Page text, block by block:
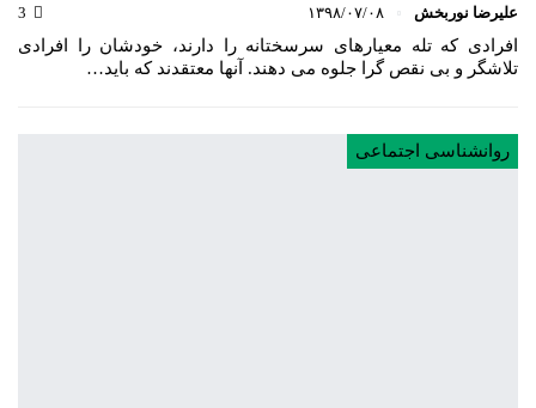
علیرضا نوربخش ۱۳۹۸/۰۷/۰۸
افرادی که تله معیارهای سرسختانه را دارند، خودشان را افرادی
تلاشگر و بی نقص گرا جلوه می دهند. آنها معتقدند که باید…
روانشناسی اجتماعی